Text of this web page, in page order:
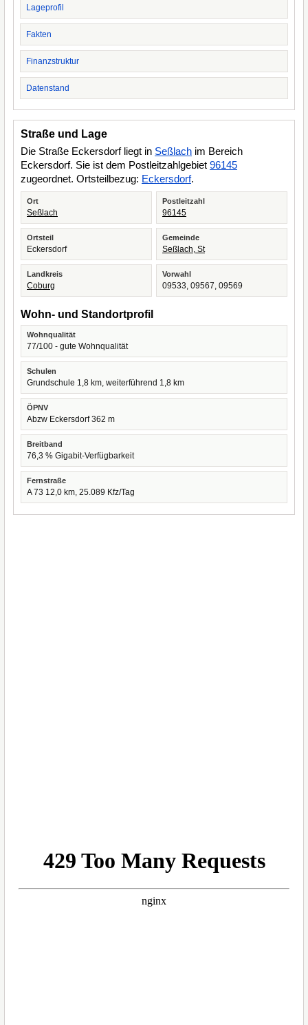
Lageprofil
Fakten
Finanzstruktur
Datenstand
Straße und Lage
Die Straße Eckersdorf liegt in Seßlach im Bereich
Eckersdorf. Sie ist dem Postleitzahlgebiet 96145
zugeordnet. Ortsteilbezug: Eckersdorf.
Ort
Seßlach
Postleitzahl
96145
Ortsteil
Eckersdorf
Gemeinde
Seßlach, St
Landkreis
Coburg
Vorwahl
09533, 09567, 09569
Wohn- und Standortprofil
Wohnqualität
77/100 - gute Wohnqualität
Schulen
Grundschule 1,8 km, weiterführend 1,8 km
ÖPNV
Abzw Eckersdorf 362 m
Breitband
76,3 % Gigabit-Verfügbarkeit
Fernstraße
A 73 12,0 km, 25.089 Kfz/Tag